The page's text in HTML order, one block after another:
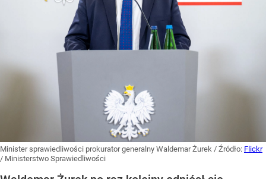
Minister sprawiedliwości prokurator generalny Waldemar Żurek / Źródło: Flickr
/ Ministerstwo Sprawiedliwości